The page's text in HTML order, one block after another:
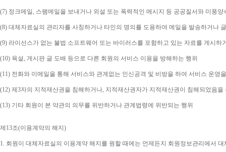
(7) 정크메일 , 스팸메일을 보내거나 외설 또는 폭력적인 메시지 등 공공질서와 미풍
(8) 대체자료실의 관리자를 사칭하거나 타인의 명의를 도용하여 메일을 발송하거나
(9) 라이선스가 없는 불법 소프트웨어 또는 바이러스를 포함하고 있는 자료를 게시하
(10) 욕설, 게시판 글 도배 등으로 다른 회원의 서비스 이용을 방해하는 행위
(11) 전화와 이메일을 통해 서비스와 관계없는 인신공격 및 비방을 하여 서비스 운영
(12) 제 3자의 지적재산권을 침해하거나, 지적재산권자가 지적재산권이 침해되었음을
(13) 기타 회원이 본 약관의 의무를 위반하거나 관계법령에 위반되는 행위
제 13조(이용계약의 해지 )
1. 회원이 대체자료실의 이용계약 해지를 원할 때에는 언제든지 회원정보관리에서